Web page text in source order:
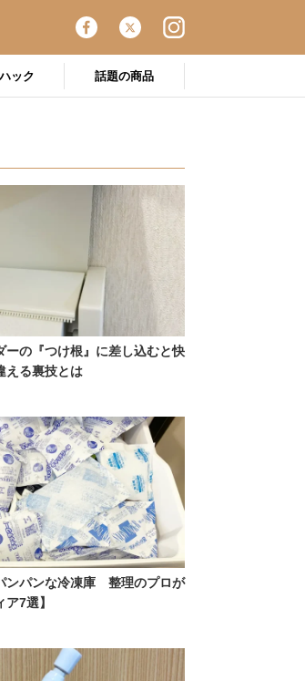
ック 話題の商品
ーの『つけ根』に差し込むと快
る裏技とは
ンパンな冷凍庫 整理のプロが
7選】